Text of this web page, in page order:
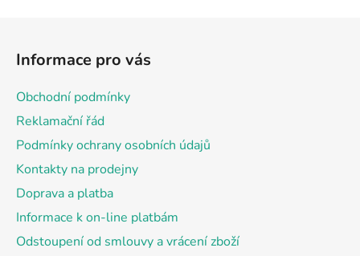
Informace pro vás
Obchodní podmínky
Reklamační řád
Podmínky ochrany osobních údajů
Kontakty na prodejny
Doprava a platba
Informace k on-line platbám
Odstoupení od smlouvy a vrácení zboží